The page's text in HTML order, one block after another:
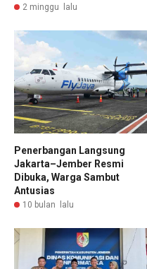
2 minggu lalu
Penerbangan Langsung
Jakarta–Jember Resmi
Dibuka, Warga Sambut
Antusias
10 bulan lalu